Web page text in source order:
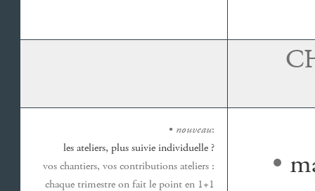
• nouveau:
les ateliers, plus suivie individuelle ?
vos chantiers, vos contributions ateliers :
chaque trimestre on fait le point en 1+1
•